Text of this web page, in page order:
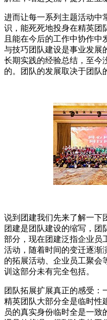
进而让每一系列主题活动中
识，能死死地投身在精英团
且能在今后的工作中协作
与技巧团队建设是事业发展
长期实践的经验总结，至今
的。团队的发展取决于团队
说到团建我们先来了解一下
团建是团队建设的缩写，团
部分，现在团建泛指企业员
活动，随着时间的变迁逐渐
的拓展活动、企业员工聚会
训这部分未有完全包括。
团队拓展扩展真正的感受：
精英团队大部分全是临时性
员的真实身份临时全是一致